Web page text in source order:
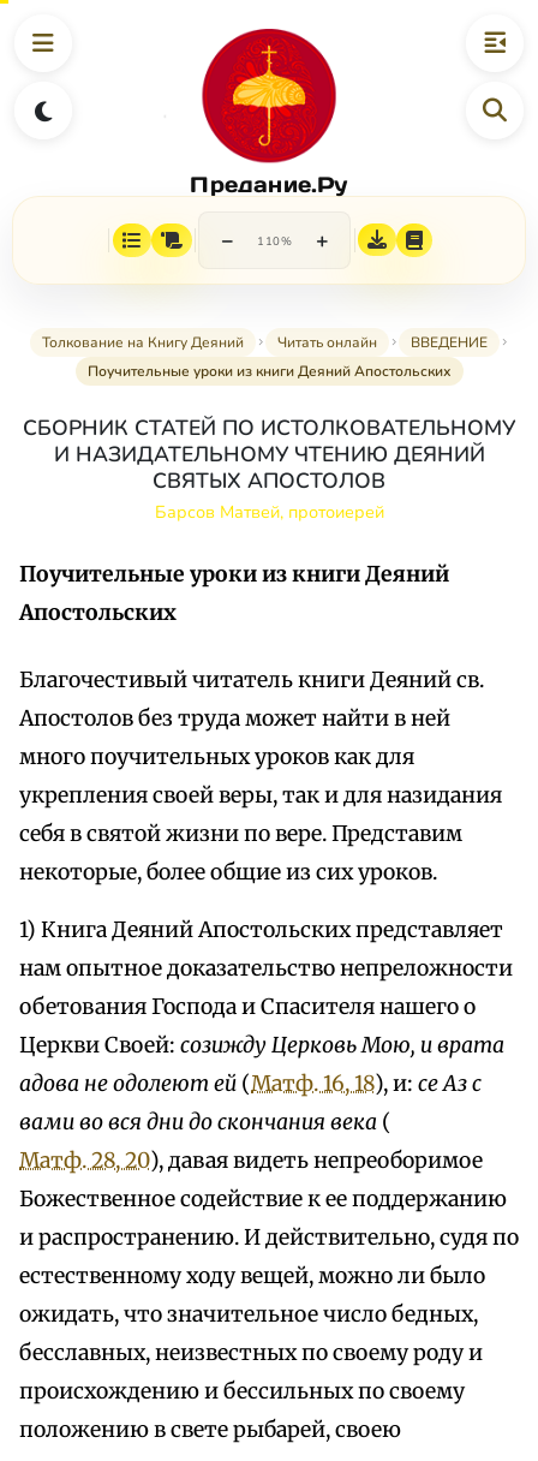
Предание.Ру
− 110% +
Толкование на Книгу Деяний Читать онлайн
ВВЕДЕНИЕ
Поучительные уроки из книги Деяний Апостольских
СБОРНИК СТАТЕЙ ПО ИСТОЛКОВАТЕЛЬНОМУ
И НАЗИДАТЕЛЬНОМУ ЧТЕНИЮ ДЕЯНИЙ
СВЯТЫХ АПОСТОЛОВ
Барсов Матвей, протоиерей
Поучительные уроки из книги Деяний
Апостольских
Благочестивый читатель книги Деяний св.
Апостолов без труда может найти в ней
много поучительных уроков как для
укрепления своей веры, так и для назидания
себя в святой жизни по вере. Представим
некоторые, более общие из сих уроков.
1) Книга Деяний Апостольских представляет
нам опытное доказательство непреложности
обетования Господа и Спасителя нашего о
Церкви Своей: созижду Церковь Мою, и врата
адова не одолеют ей (Матф. 16, 18), и: се Аз с
вами во вся дни до скончания века (
Матф. 28, 20), давая видеть непреоборимое
Божественное содействие к ее поддержанию
и распространению. И действительно, судя по
естественному ходу вещей, можно ли было
ожидать, что значительное число бедных,
бесславных, неизвестных по своему роду и
происхождению и бессильных по своему
положению в свете рыбарей, своею